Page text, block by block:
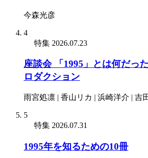
今森光彦
4
特集 2026.07.23
座談会 「1995」とは何だっ
ロダクション
雨宮処凛 | 香山リカ | 浜崎洋介 | 吉
5
特集 2026.07.31
1995年を知るための10冊